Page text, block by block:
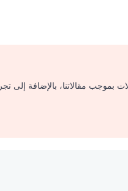
بموجب مقالاتنا، بالإضافة إلى